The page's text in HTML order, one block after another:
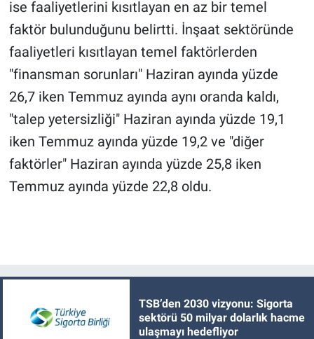
ise faaliyetlerini kısıtlayan en az bir temel
faktör bulunduğunu belirtti. İnşaat sektöründe
faaliyetleri kısıtlayan temel faktörlerden
"finansman sorunları" Haziran ayında yüzde
26,7 iken Temmuz ayında aynı oranda kaldı,
"talep yetersizliği" Haziran ayında yüzde 19,1
iken Temmuz ayında yüzde 19,2 ve "diğer
faktörler" Haziran ayında yüzde 25,8 iken
Temmuz ayında yüzde 22,8 oldu.
TSB’den 2030 vizyonu: Sigorta
sektörü 50 milyar dolarlık hacme
ulaşmayı hedefliyor